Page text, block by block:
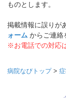
ものとします。
掲載情報に誤りが
ォーム からご連絡
※お電話での対応
病院なびトップ>